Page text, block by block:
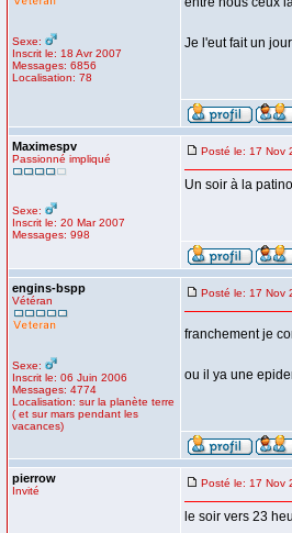
Sexe:
Inscrit le: 18 Avr 2007
Messages: 6856
Localisation: 78
Je l'eut fait un
Maximespv
Passionné impliqué
Sexe:
Inscrit le: 20 Mar 2007
Messages: 998
Posté le: 17 Nov
Un soir à la
engins-bspp
Vétéran
Sexe:
Inscrit le: 06 Juin 2006
Messages: 4774
Localisation: sur la planète terre
( et sur mars pendant les
vacances)
Posté le: 17 Nov
franchement je
ou il ya une
pierrow
Invité
Posté le: 17 Nov
le soir vers 23